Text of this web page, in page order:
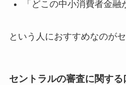
「どこの中小消費者金
という人におすすめなのが
セントラルの審査に関する